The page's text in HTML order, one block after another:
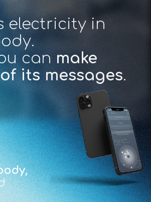
electricity in
can make
its messages.